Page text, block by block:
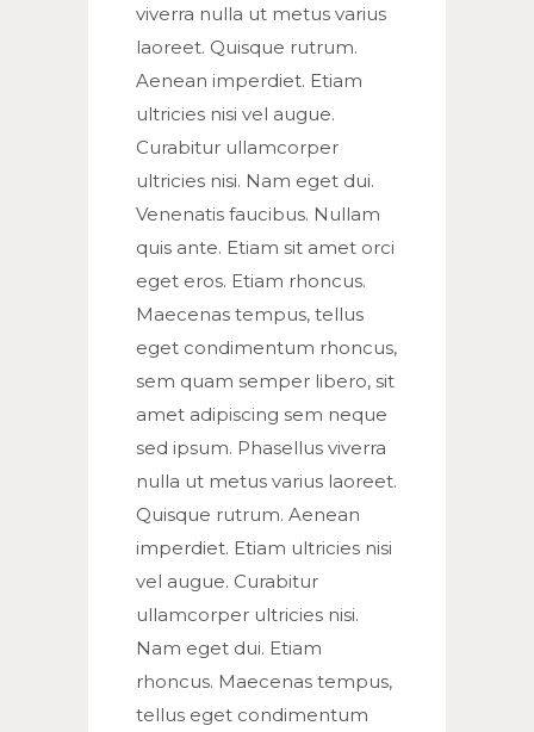
viverra nulla ut metus varius
laoreet. Quisque rutrum.
Aenean imperdiet. Etiam
ultricies nisi vel augue.
Curabitur ullamcorper
ultricies nisi. Nam eget dui.
Venenatis faucibus. Nullam
quis ante. Etiam sit amet orci
eget eros. Etiam rhoncus.
Maecenas tempus, tellus
eget condimentum rhoncus,
sem quam semper libero, sit
amet adipiscing sem neque
sed ipsum. Phasellus viverra
nulla ut metus varius laoreet.
Quisque rutrum. Aenean
imperdiet. Etiam ultricies nisi
vel augue. Curabitur
ullamcorper ultricies nisi.
Nam eget dui. Etiam
rhoncus. Maecenas tempus,
tellus eget condimentum